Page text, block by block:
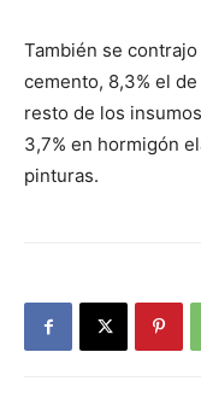
También se
cemento, 8,3% el
resto de los
3,7% en hormigón
pinturas.